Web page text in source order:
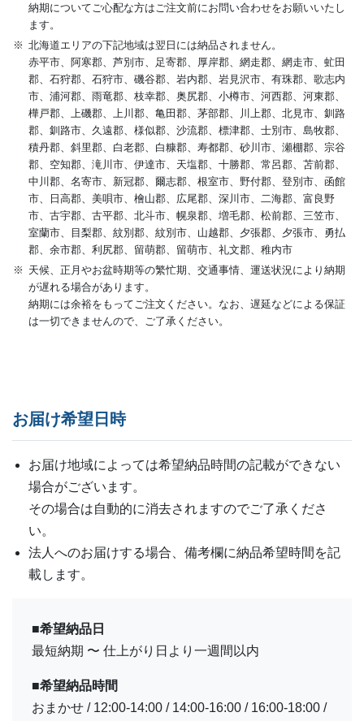
納期についてご心配な方はご注文前にお問い合わせをお願いいたし
ます。
北海道エリアの下記地域は翌日には納品されません。
赤平市、阿寒郡、芦別市、足寄郡、厚岸郡、網走郡、網走市、虻田
郡、石狩郡、石狩市、磯谷郡、岩内郡、岩見沢市、有珠郡、歌志内
市、浦河郡、雨竜郡、枝幸郡、奥尻郡、小樽市、河西郡、河東郡、
樺戸郡、上磯郡、上川郡、亀田郡、茅部郡、川上郡、北見市、釧路
郡、釧路市、久遠郡、様似郡、沙流郡、標津郡、士別市、島牧郡、
積丹郡、斜里郡、白老郡、白糠郡、寿都郡、砂川市、瀬棚郡、宗谷
郡、空知郡、滝川市、伊達市、天塩郡、十勝郡、常呂郡、苫前郡、
中川郡、名寄市、新冠郡、爾志郡、根室市、野付郡、登別市、函館
市、日高郡、美唄市、檜山郡、広尾郡、深川市、二海郡、富良野
市、古宇郡、古平郡、北斗市、幌泉郡、増毛郡、松前郡、三笠市、
室蘭市、目梨郡、紋別郡、紋別市、山越郡、夕張郡、夕張市、勇払
郡、余市郡、利尻郡、留萌郡、留萌市、礼文郡、稚内市
天候、正月やお盆時期等の繁忙期、交通事情、運送状況により納期
が遅れる場合があります。
納期には余裕をもってご注文ください。なお、遅延などによる保証
は一切できませんので、ご了承ください。
お届け希望日時
お届け地域によっては希望納品時間の記載ができない
場合がございます。
その場合は自動的に消去されますのでご了承くださ
い。
法人へのお届けする場合、備考欄に納品希望時間を記
載します。
■希望納品日
最短納期 〜 仕上がり日より一週間以内
■希望納品時間
おまかせ / 12:00-14:00 / 14:00-16:00 / 16:00-18:00 /